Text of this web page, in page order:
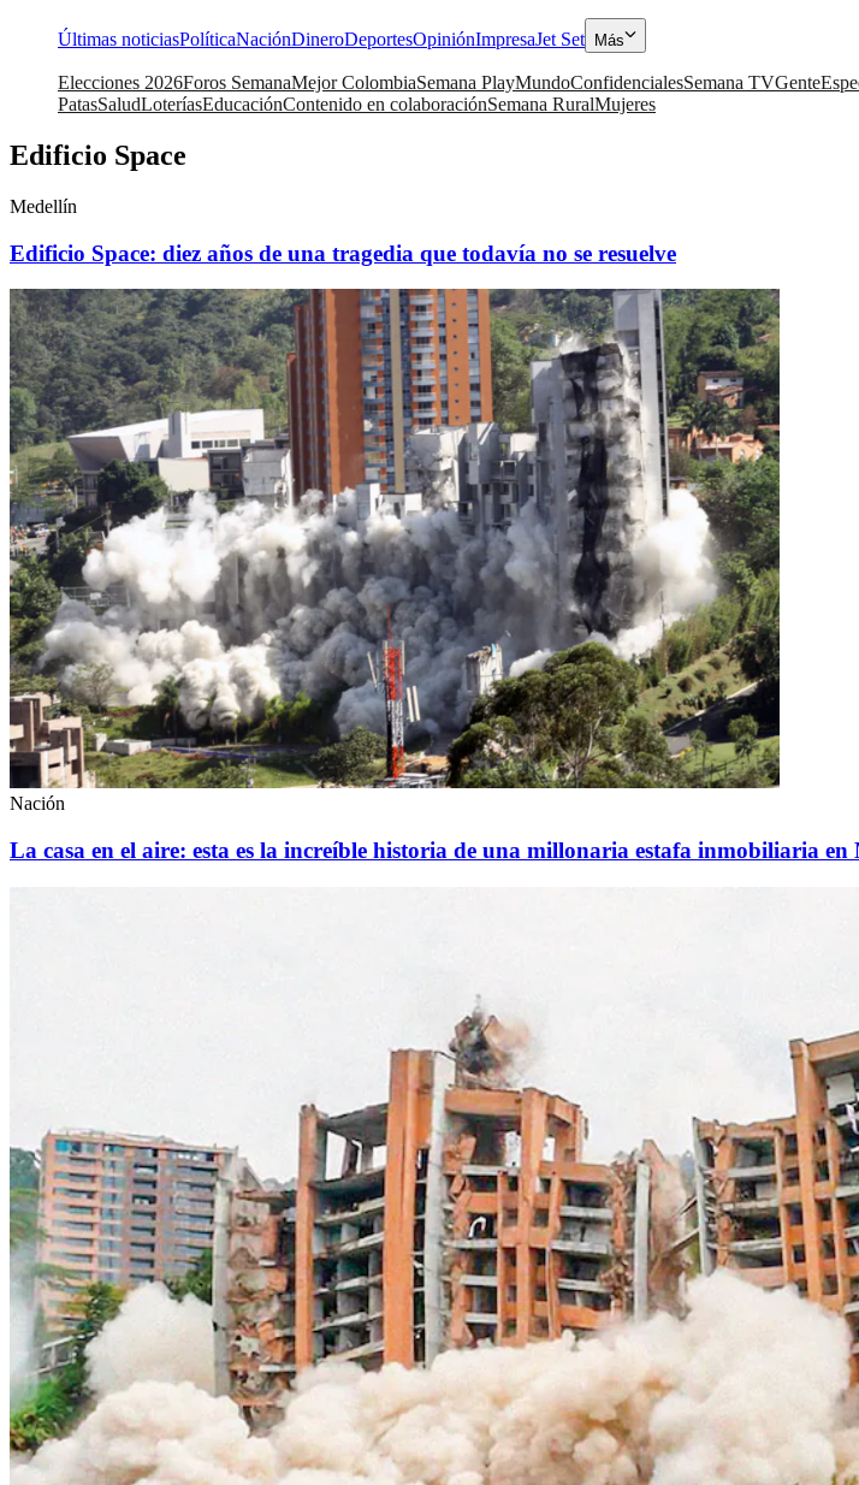
Últimas noticiasPolíticaNaciónDineroDeportesOpiniónImpresaJet Set Más
Elecciones 2026Foros SemanaMejor ColombiaSemana PlayMundoConfidencialesSemana TVGente
PatasSaludLoteríasEducaciónContenido en colaboraciónSemana RuralMujeres
Edificio Space
Medellín
Edificio Space: diez años de una tragedia que todavía no se resuelve
Nación
La casa en el aire: esta es la increíble historia de una millonaria estafa inmobiliaria en